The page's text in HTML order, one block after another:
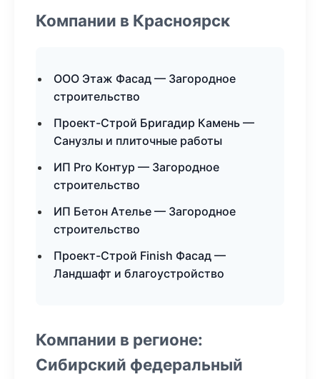
Компании в Красноярск
ООО Этаж Фасад — Загородное
строительство
Проект-Строй Бригадир Камень —
Санузлы и плиточные работы
ИП Pro Контур — Загородное
строительство
ИП Бетон Ателье — Загородное
строительство
Проект-Строй Finish Фасад —
Ландшафт и благоустройство
Компании в регионе:
Сибирский федеральный